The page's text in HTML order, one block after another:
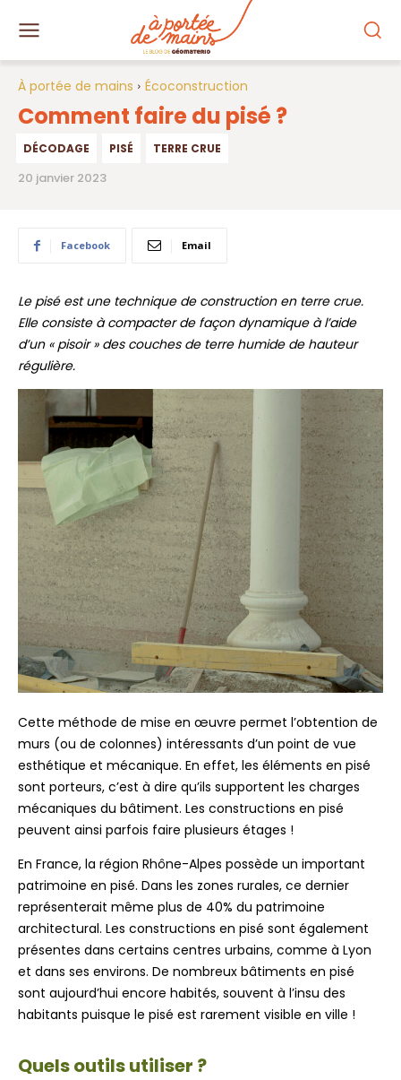
À portée de mains Écoconstruction
Comment faire du pisé ?
DÉCODAGE PISÉ TERRE CRUE
20 janvier 2023
Facebook Email
Le pisé est une technique de construction en terre crue.
Elle consiste à compacter de façon dynamique à l’aide
d’un « pisoir » des couches de terre humide de hauteur
régulière.
Cette méthode de mise en œuvre permet l’obtention de
murs (ou de colonnes) intéressants d’un point de vue
esthétique et mécanique. En effet, les éléments en pisé
sont porteurs, c’est à dire qu’ils supportent les charges
mécaniques du bâtiment. Les constructions en pisé
peuvent ainsi parfois faire plusieurs étages !
En France, la région Rhône-Alpes possède un important
patrimoine en pisé. Dans les zones rurales, ce dernier
représenterait même plus de 40% du patrimoine
architectural. Les constructions en pisé sont également
présentes dans certains centres urbains, comme à Lyon
et dans ses environs. De nombreux bâtiments en pisé
sont aujourd’hui encore habités, souvent à l’insu des
habitants puisque le pisé est rarement visible en ville !
Quels outils utiliser ?